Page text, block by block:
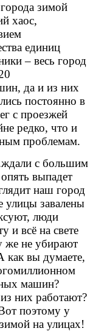
зимой
хаос,
единиц
– весь город
да и из них
постоянно в
с проезжей
редко, что и
проблемам.
с большим
выпадет
наш город
улицы завалены
люди
и всё на свете
же не убирают
как вы думаете,
машин?
них работают?
поэтому у
на улицах!